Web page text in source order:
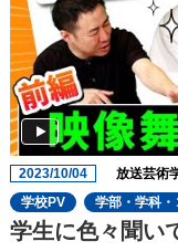
2023/10/04 放送芸術
学校PV
学部・学科・
学生に色々聞い